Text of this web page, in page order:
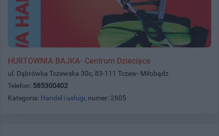
HURTOWNIA BAJKA- Centrum Dziecięce
ul. Dąbrówka Tczewska 30c, 83-111 Tczew- Miłobądz
Telefon: 585300402
Kategoria: Handel i usługi, numer: 2605